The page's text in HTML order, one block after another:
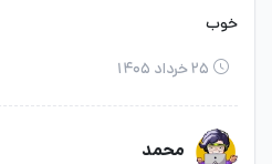
خوب
۲۵ خرداد ۱۴۰۵
محمد